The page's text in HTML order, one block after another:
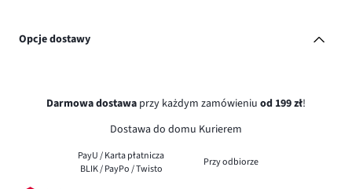
Opcje dostawy
Darmowa dostawa przy każdym zamówieniu od 199 zł!
Dostawa do domu Kurierem
PayU / Karta płatnicza
BLIK / PayPo / Twisto
Przy odbiorze